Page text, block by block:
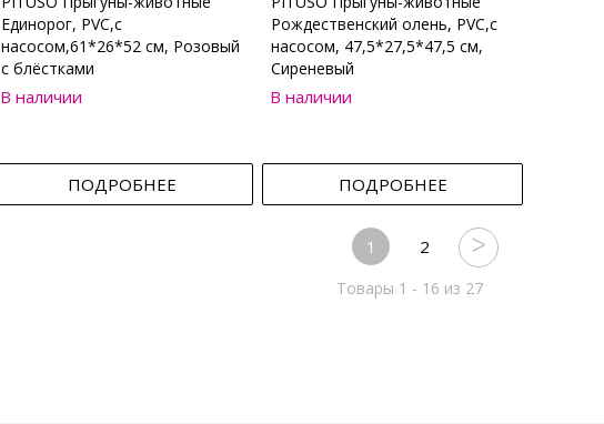
Единорог, PVC,с
насосом,61*26*52 см, Розовый
с блёстками
В наличии
ПОДРОБНЕЕ
Рождественский олень, PVC,с
насосом, 47,5*27,5*47,5 см,
Сиреневый
В наличии
ПОДРОБНЕЕ
1 2
Товары 1 - 16 из 27